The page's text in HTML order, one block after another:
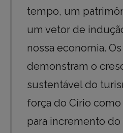
tempo, um
um vetor de
nossa economia.
demonstram o
sustentável do
força do Círio
para incremento